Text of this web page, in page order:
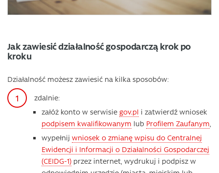
Jak zawiesić działalność gospodarczą krok po
kroku
Działalność możesz zawiesić na kilka sposobów:
zdalnie:
załóż konto w serwisie gov.pl i zatwierdź wniosek
podpisem kwalifikowanym lub Profilem Zaufanym,
wypełnij wniosek o zmianę wpisu do Centralnej
Ewidencji i Informacji o Działalności Gospodarczej
(CEIDG-1) przez internet, wydrukuj i podpisz w